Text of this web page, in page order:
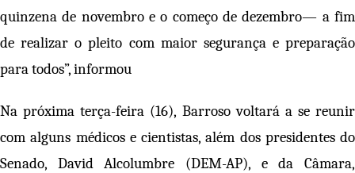
quinzena de novembro e o começo de dezembro— a fim
de realizar o pleito com maior segurança e preparação
para todos”, informou
Na próxima terça-feira (16), Barroso voltará a se reunir
com alguns médicos e cientistas, além dos presidentes do
Senado, David Alcolumbre (DEM-AP), e da Câmara,